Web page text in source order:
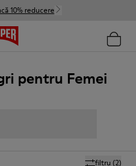
10% reducere
pentru Femei
filtru (2)